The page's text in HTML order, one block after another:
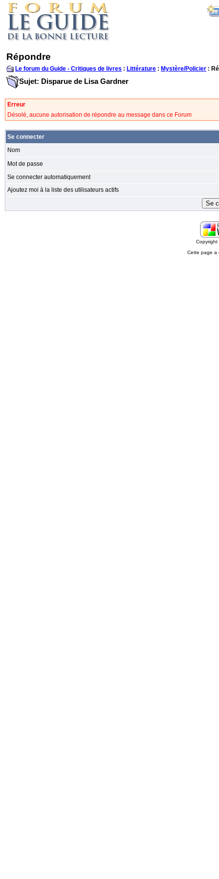
Répondre
Le forum du Guide - Critiques de livres : Littérature : Mystère/Policier :
Sujet: Disparue de Lisa Gardner
Erreur
Désolé, aucune autorisation de répondre au message dans ce Forum
Se connecter
Nom
Mot de passe
Se connecter automatiquement
Ajoutez moi à la liste des utilisateurs actifs
Cette page a